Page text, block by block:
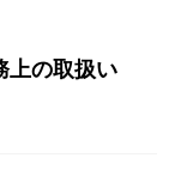
上の取扱い